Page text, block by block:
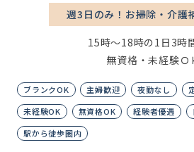
週3日のみ！お掃除・介護
15時～18時の1日3時
無資格・未経験
ブランクOK 主婦歓迎 夜勤なし
未経験OK
無資格OK 経験者優遇
駅から徒歩圏内